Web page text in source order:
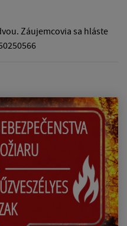
Záujemcovia sa hláste